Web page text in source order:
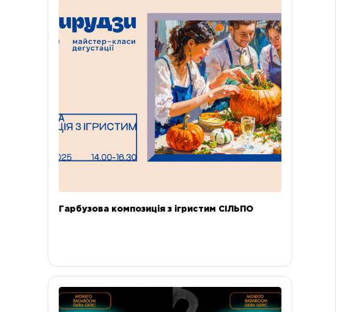
Гарбузова композиція з ігристим СІЛЬПО